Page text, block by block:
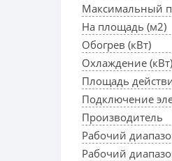
Максимальный
На площадь (м2)
Обогрев (кВт)
Охлаждение (кВт)
Площадь
Подключение
Производитель
Рабочий
Рабочий